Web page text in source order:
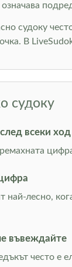
судоку
В
судоку
всеки ход
най-лесно,
въвеждайте
често е